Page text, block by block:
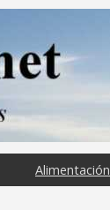
Alimentación